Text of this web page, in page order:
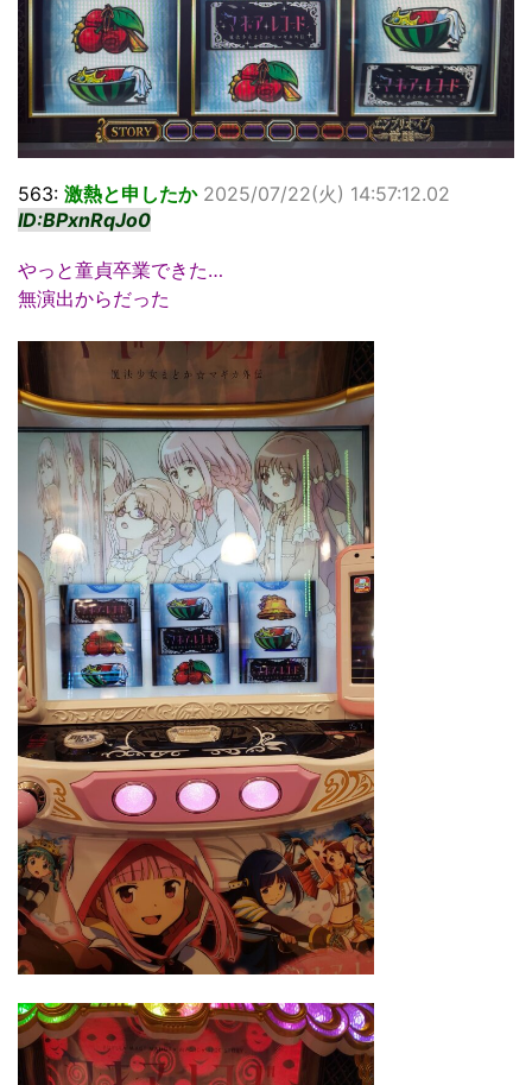
563: 激熱と申したか 2025/07/22(火) 14:57:12.02
ID:BPxnRqJo0
やっと童貞卒業できた…
無演出からだった